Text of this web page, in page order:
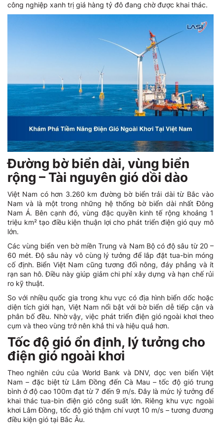
công nghiệp xanh trị giá hàng tỷ đô đang chờ được khai thác.
Đường bờ biển dài, vùng biển
rộng – Tài nguyên gió dồi dào
Việt Nam có hơn 3.260 km đường bờ biển trải dài từ Bắc vào
Nam và là một trong những hệ thống bờ biển dài nhất Đông
Nam Á. Bên cạnh đó, vùng đặc quyền kinh tế rộng khoảng 1
triệu km² tạo điều kiện thuận lợi cho phát triển điện gió quy mô
lớn.
Các vùng biển ven bờ miền Trung và Nam Bộ có độ sâu từ 20 –
60 mét. Độ sâu này vô cùng lý tưởng để lắp đặt tua-bin móng
cố định. Biển Việt Nam cũng tương đối nông, đáy phẳng và ít
rạn san hô. Điều này giúp giảm chi phí xây dựng và hạn chế rủi
ro kỹ thuật.
So với nhiều quốc gia trong khu vực có địa hình biển dốc hoặc
diện tích giới hạn, Việt Nam nổi bật với bờ biển dễ tiếp cận và
phân bố đều. Nhờ vậy, việc phát triển điện gió ngoài khơi theo
cụm và theo vùng trở nên khả thi và hiệu quả hơn.
Tốc độ gió ổn định, lý tưởng cho
điện gió ngoài khơi
Theo nghiên cứu của World Bank và DNV, dọc ven biển Việt
Nam – đặc biệt từ Lâm Đồng đến Cà Mau – tốc độ gió trung
bình ở độ cao 100m đạt từ 7 đến 9 m/s. Đây là mức lý tưởng để
khai thác tua-bin điện gió công suất lớn. Riêng khu vực ngoài
khơi Lâm Đồng, tốc độ gió thậm chí vượt 10 m/s – tương đương
điều kiện gió tại Bắc Âu.